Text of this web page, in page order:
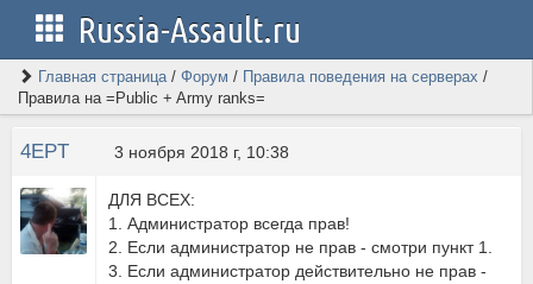
Russia-Assault.ru
Главная страница/ Форум / Правила поведения на серверах /
Правила на =Public + Army ranks=
4EPT 3 ноября 2018 г, 10:38
ДЛЯ ВСЕХ:
1. Администратор всегда прав!
2. Если администратор не прав - смотри пункт 1.
3. Если администратор действительно не прав -